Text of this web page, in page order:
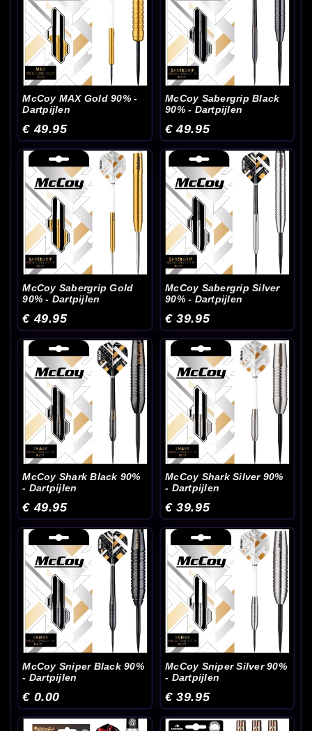
McCoy MAX Gold 90% -
Dartpijlen
€ 49.95
McCoy Sabergrip Black
90% - Dartpijlen
€ 49.95
McCoy Sabergrip Gold
90% - Dartpijlen
€ 49.95
McCoy Sabergrip Silver
90% - Dartpijlen
€ 39.95
McCoy Shark Black 90%
- Dartpijlen
€ 49.95
McCoy Shark Silver 90%
- Dartpijlen
€ 39.95
McCoy Sniper Black 90%
- Dartpijlen
€ 0.00
McCoy Sniper Silver 90%
- Dartpijlen
€ 39.95